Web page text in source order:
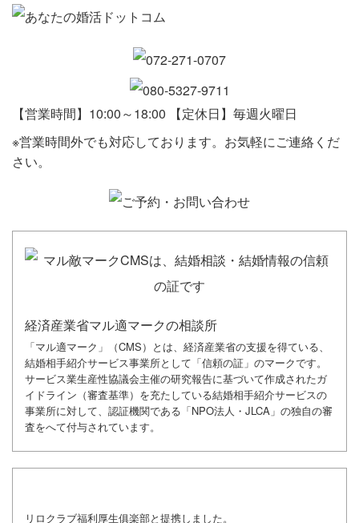
【営業時間】10:00～18:00 【定休日】毎週火曜日
※営業時間外でも対応しております。お気軽にご連絡くだ
さい。
経済産業省マル適マークの相談所
「マル適マーク」（CMS）とは、経済産業省の支援を得ている、
結婚相手紹介サービス事業所として「信頼の証」のマークです。
サービス業生産性協議会主催の研究報告に基づいて作成されたガ
イドライン（審査基準）を充たしている結婚相手紹介サービスの
事業所に対して、認証機関である「NPO法人・JLCA」の独自の審
査をへて付与されています。
リロクラブ福利厚生俱楽部と提携しました。